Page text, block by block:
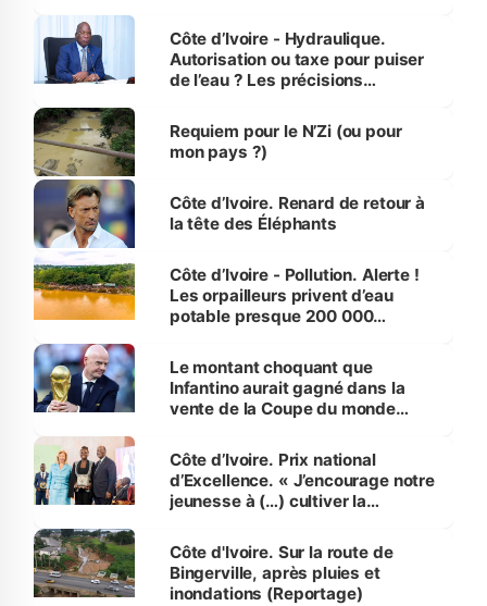
Côte d’Ivoire - Hydraulique.
Autorisation ou taxe pour puiser
de l’eau ? Les précisions
Requiem pour le N’Zi (ou pour
mon pays ?)
Côte d’Ivoire. Renard de retour à
la tête des Éléphants
Côte d’Ivoire - Pollution. Alerte !
Les orpailleurs privent d’eau
potable presque 200 000
Le montant choquant que
Infantino aurait gagné dans la
vente de la Coupe du monde
Côte d’Ivoire. Prix national
d’Excellence. « J’encourage notre
jeunesse à (…) cultiver la
(Alassane Ouattara
Côte d'Ivoire. Sur la route de
Bingerville, après pluies et
inondations (Reportage)